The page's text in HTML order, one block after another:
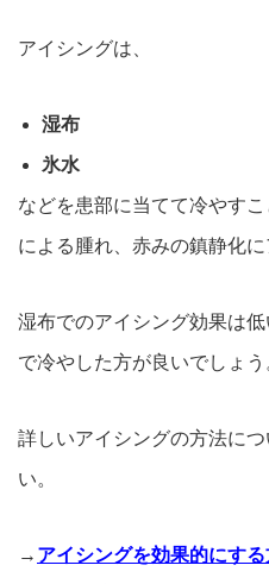
アイシングは、
湿布
氷水
などを患部に当てて冷やす
による腫れ、 赤みの鎮静化に
湿布でのアイシング効果は
で冷やした方が良いでしょう
詳しいアイシングの方法に
い。
→ アイシングを効果的にす